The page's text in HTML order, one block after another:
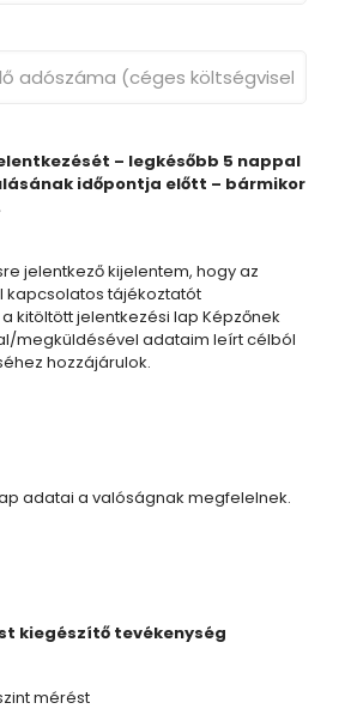
– legkésőbb 5 nappal
időpontja előtt – bármikor
jelentkező kijelentem, hogy az
kapcsolatos tájékoztatót
kitöltött jelentkezési lap Képzőnek
megküldésével adataim leírt célból
hozzájárulok.
adatai a valóságnak megfelelnek.
kiegészítő tevékenység
mérést